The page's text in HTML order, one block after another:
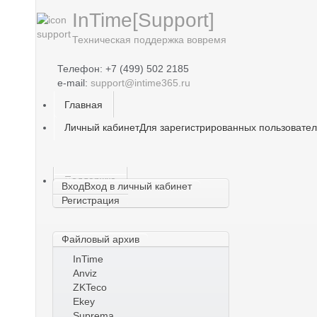
InTime[Support]
Техническая поддержка вовремя
Телефон: +7 (499) 502 2185
e-mail: support@intime365.ru
Главная
Личный кабинетДля зарегистрированных
ВходВход в личный кабинет
Регистрация
Поддержка
Файловый архив
InTime
Anviz
ZKTeco
Ekey